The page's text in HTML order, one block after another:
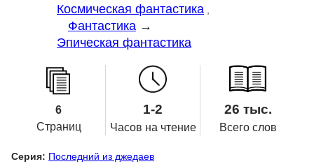
Космическая фантастика
Фантастика →
Эпическая фантастика
6
Страниц
1-2
Часов на чтение
26 тыс.
Всего слов
Серия: Последний из джедаев